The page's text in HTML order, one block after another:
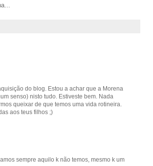
do blog. Estou a achar que a Morena
senso) nisto tudo. Estiveste bem. Nada
queixar de que temos uma vida rotineira.
aos teus filhos ;)
sempre aquilo k não temos, mesmo k um